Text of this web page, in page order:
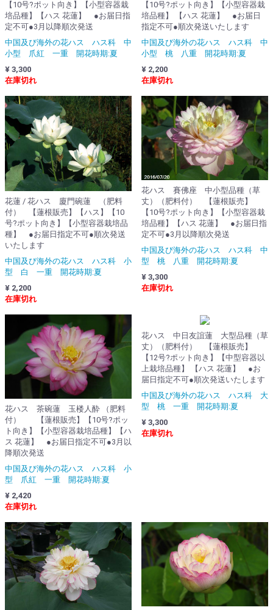
【10号?ポット向き】【小型容器栽
培品種】【ハス 花蓮】 ●お届日指
定不可●3月以降順次発送
中国及び海外の花ハス ハス科 中
小型 爪紅 一重 開花時期:夏
¥ 3,300
在庫切れ
【10号?ポット向き】【小型容器栽
培品種】 【ハス 花蓮】 ●お届日
指定不可●順次発送いたします
中国及び海外の花ハス ハス科 中
小型 桃 八重 開花時期:夏
¥ 2,200
在庫切れ
花蓮 / 花ハス 廈門碗蓮 （肥料
付） 【蓮根販売】【ハス】【10
号?ポット向き】【小型容器栽培品
種】 ●お届日指定不可●順次発送
いたします
中国及び海外の花ハス ハス科 小
型 白 一重 開花時期:夏
¥ 2,200
在庫切れ
花ハス 賽佛座 中小型品種（草
丈）（肥料付） 【蓮根販売】
【10号?ポット向き】【小型容器栽
培品種】【ハス 花蓮】 ●お届日指
定不可●3月以降順次発送
中国及び海外の花ハス ハス科 中
型 桃 八重 開花時期:夏
¥ 3,300
在庫切れ
花ハス 茶碗蓮 玉楼人酔 （肥料
付） 【蓮根販売】【10号?ポッ
ト向き】【小型容器栽培品種】【ハ
ス 花蓮】 ●お届日指定不可●3月以
降順次発送
中国及び海外の花ハス ハス科 小
型 爪紅 一重 開花時期:夏
¥ 2,420
在庫切れ
花ハス 中日友誼蓮 大型品種（草
丈）（肥料付） 【蓮根販売】
【12号?ポット向き】【中型容器以
上栽培品種】 【ハス 花蓮】 ●お
届日指定不可●順次発送いたします
中国及び海外の花ハス ハス科 大
型 桃 一重 開花時期:夏
¥ 3,300
在庫切れ